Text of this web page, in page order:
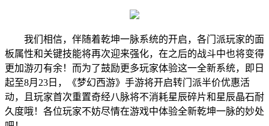
我们相信，伴随着乾坤一脉系统的开启，各门派玩家的面
板属性和关键技能将再次迎来强化，在之后的战斗中也将变得
更加游刃有余！而为了鼓励更多玩家体验这一全新系统，即日
起至8月23日，《梦幻西游》手游将开启转门派半价优惠活
动，且玩家首次重置奇经八脉将不消耗星辰碎片和星辰晶石耐
久度哦！各位玩家不妨尽情在游戏中体验全新乾坤一脉的妙处